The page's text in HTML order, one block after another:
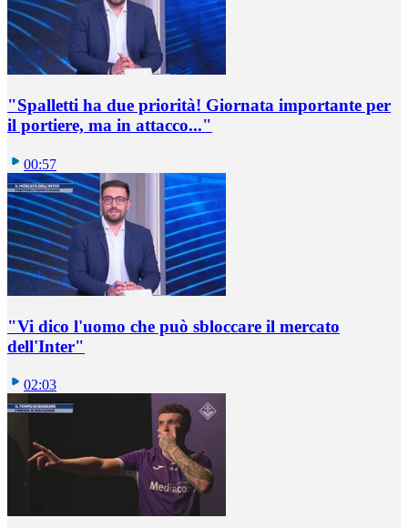
"Spalletti ha due priorità! Giornata importante per
il portiere, ma in attacco..."
00:57
"Vi dico l'uomo che può sbloccare il mercato
dell'Inter"
02:03